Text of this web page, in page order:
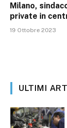
Milano,
private in
19 Ottobre 2023
ULTIMI